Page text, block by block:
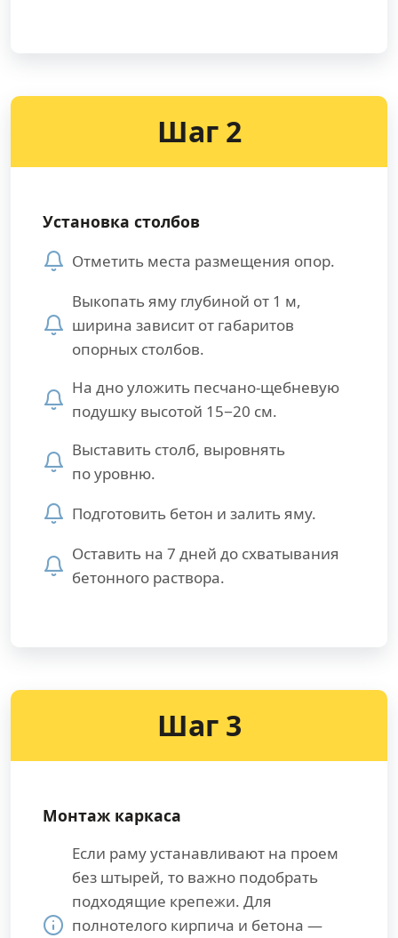
Шаг 2
Установка столбов
Отметить места размещения опор.
Выкопать яму глубиной от 1 м,
ширина зависит от габаритов
опорных столбов.
На дно уложить песчано-щебневую
подушку высотой 15−20 см.
Выставить столб, выровнять
по уровню.
Подготовить бетон и залить яму.
Оставить на 7 дней до схватывания
бетонного раствора.
Шаг 3
Монтаж каркаса
Если раму устанавливают на проем
без штырей, то важно подобрать
подходящие крепежи. Для
полнотелого кирпича и бетона —